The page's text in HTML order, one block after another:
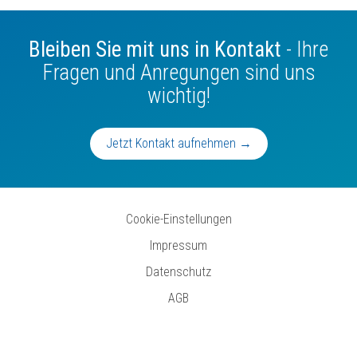
Bleiben Sie mit uns in Kontakt - Ihre
Fragen und Anregungen sind uns
wichtig!
Jetzt Kontakt aufnehmen →
Cookie-Einstellungen
Impressum
Datenschutz
AGB